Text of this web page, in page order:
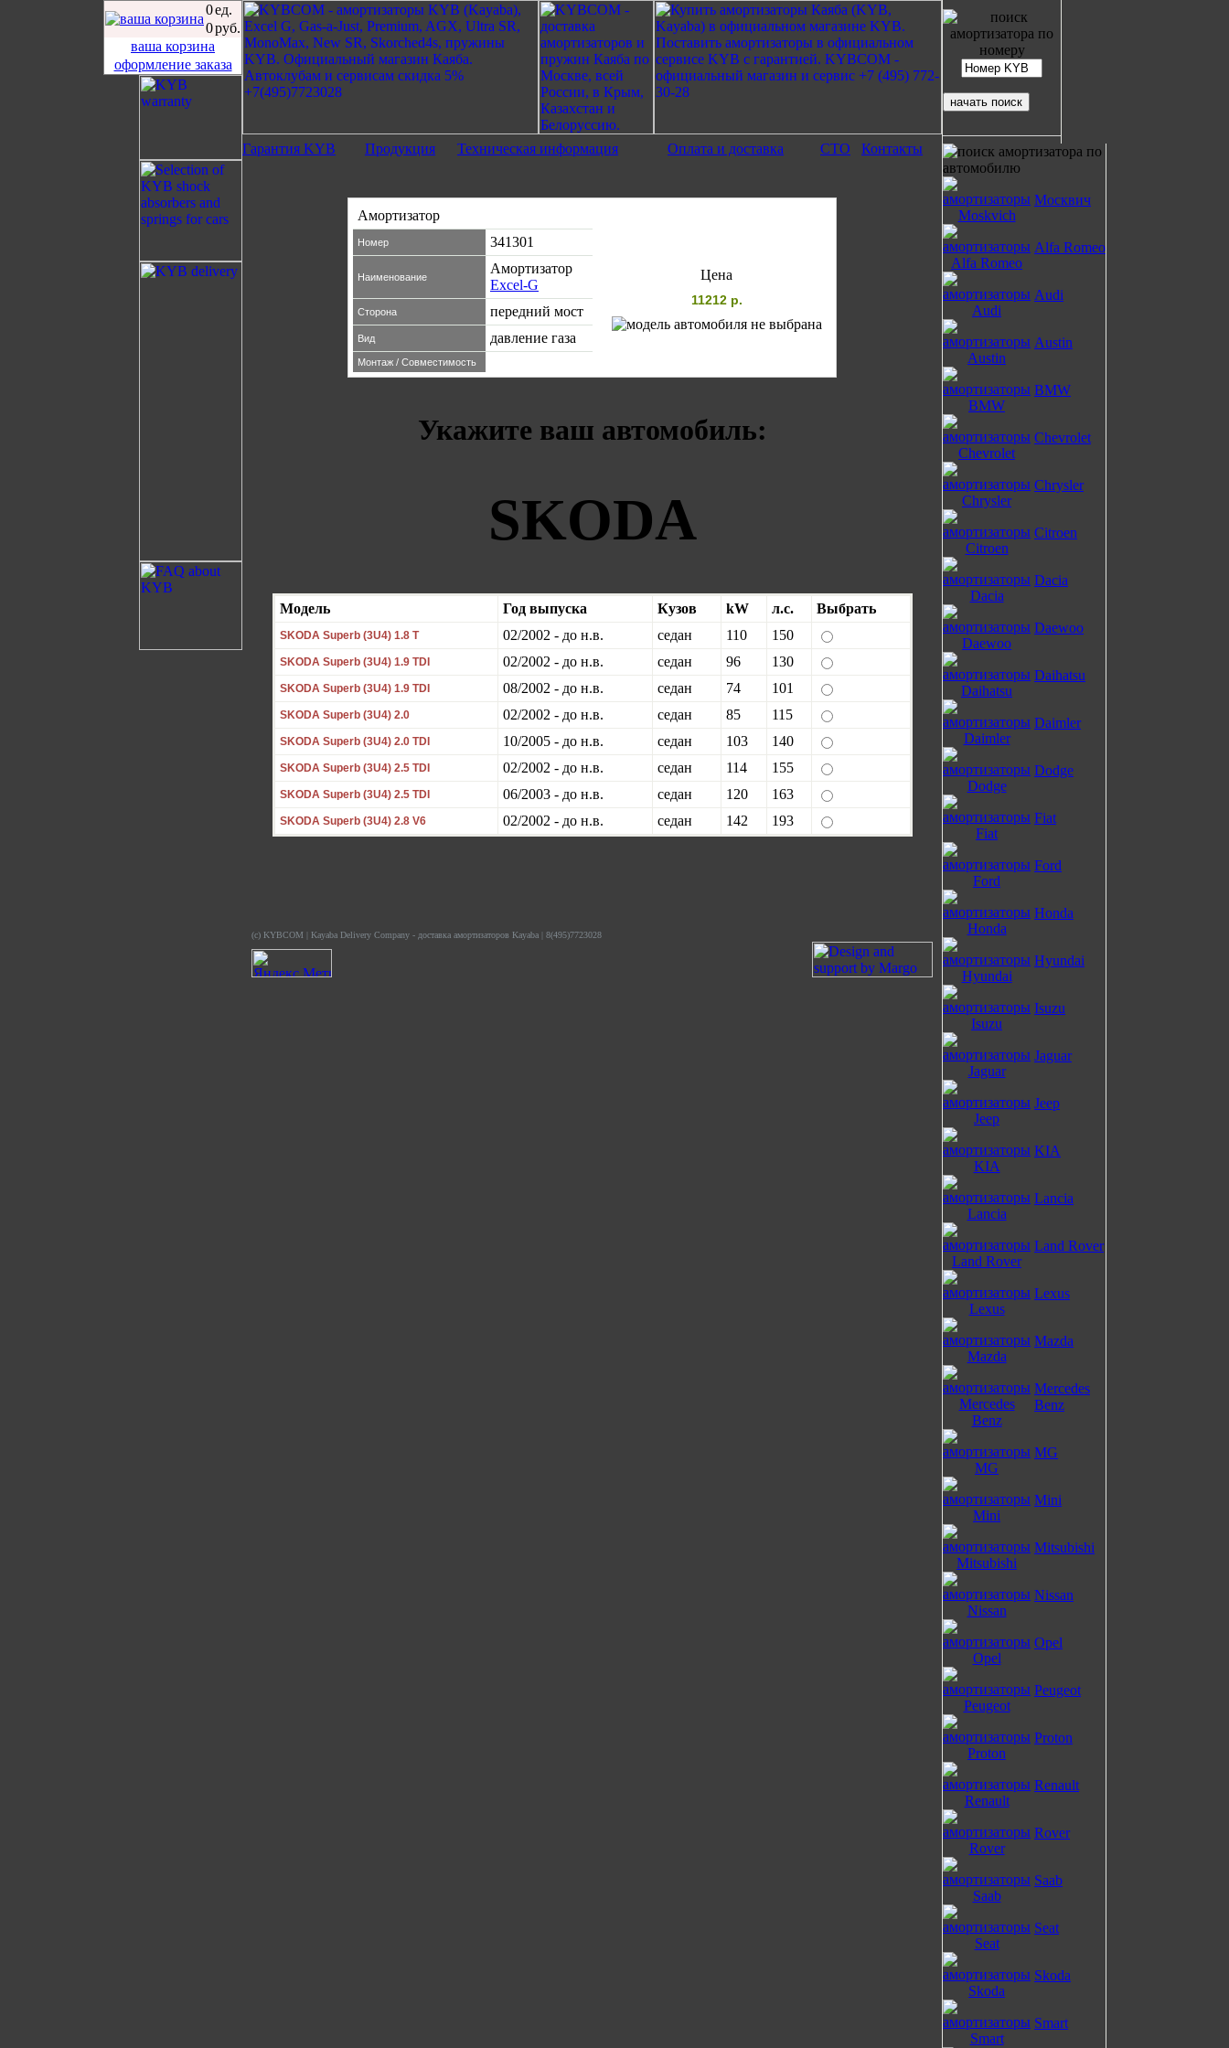
0ед.
0руб.
ваша корзина
оформление заказа
Гарантия KYB Продукция Техническая информация Оплата и доставка СТО Контакты
Амортизатор
Номер 341301
Наименование
Амортизатор
Excel-G
Сторона передний мост
Вид давление газа
Монтаж / Совместимость
Цена
11212 р.
Укажите ваш автомобиль:
SKODA
Модель Год выпуска Кузов kW л.с. Выбрать
SKODA Superb (3U4) 1.8 T 02/2002 - до н.в. седан 110 150
SKODA Superb (3U4) 1.9 TDI 02/2002 - до н.в. седан 96 130
SKODA Superb (3U4) 1.9 TDI 08/2002 - до н.в. седан 74 101
SKODA Superb (3U4) 2.0 02/2002 - до н.в. седан 85 115
SKODA Superb (3U4) 2.0 TDI 10/2005 - до н.в. седан 103 140
SKODA Superb (3U4) 2.5 TDI 02/2002 - до н.в. седан 114 155
SKODA Superb (3U4) 2.5 TDI 06/2003 - до н.в. седан 120 163
SKODA Superb (3U4) 2.8 V6 02/2002 - до н.в. седан 142 193
(c) KYBCOM | Kayaba Delivery Company - доставка амортизаторов Kayaba | 8(495)7723028
Москвич
Alfa Romeo
Audi
Austin
BMW
Chevrolet
Chrysler
Citroen
Dacia
Daewoo
Daihatsu
Daimler
Dodge
Fiat
Ford
Honda
Hyundai
Isuzu
Jaguar
Jeep
KIA
Lancia
Land Rover
Lexus
Mazda
Mercedes
Benz
MG
Mini
Mitsubishi
Nissan
Opel
Peugeot
Proton
Renault
Rover
Saab
Seat
Skoda
Smart